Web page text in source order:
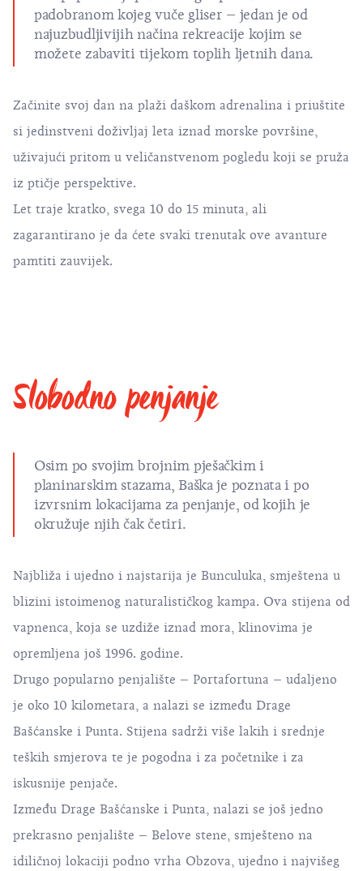
padobranom kojeg vuče gliser – jedan je od
najuzbudljivijih načina rekreacije kojim se
možete zabaviti tijekom toplih ljetnih dana.
Začinite svoj dan na plaži daškom adrenalina i priuštite
si jedinstveni doživljaj leta iznad morske površine,
uživajući pritom u veličanstvenom pogledu koji se pruža
iz ptičje perspektive.
Let traje kratko, svega 10 do 15 minuta, ali
zagarantirano je da ćete svaki trenutak ove avanture
pamtiti zauvijek.
Slobodno penjanje
Osim po svojim brojnim pješačkim i
planinarskim stazama, Baška je poznata i po
izvrsnim lokacijama za penjanje, od kojih je
okružuje njih čak četiri.
Najbliža i ujedno i najstarija je Bunculuka, smještena u
blizini istoimenog naturalističkog kampa. Ova stijena od
vapnenca, koja se uzdiže iznad mora, klinovima je
opremljena još 1996. godine.
Drugo popularno penjalište – Portafortuna – udaljeno
je oko 10 kilometara, a nalazi se između Drage
Bašćanske i Punta. Stijena sadrži više lakih i srednje
teških smjerova te je pogodna i za početnike i za
iskusnije penjače.
Između Drage Bašćanske i Punta, nalazi se još jedno
prekrasno penjalište – Belove stene, smješteno na
idiličnoj lokaciji podno vrha Obzova, ujedno i najvišeg